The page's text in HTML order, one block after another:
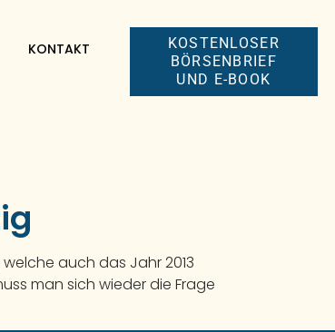
KONTAKT
KOSTENLOSER
BÖRSENBRIEF
UND E-BOOK
auch das Jahr 2013
man sich wieder die Frage